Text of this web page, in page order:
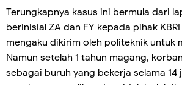
Terungkapnya kasus ini bermula dari
berinisial ZA dan FY kepada pihak
mengaku dikirim oleh politeknik untuk
Namun setelah 1 tahun magang,
sebagai buruh yang bekerja selama 14